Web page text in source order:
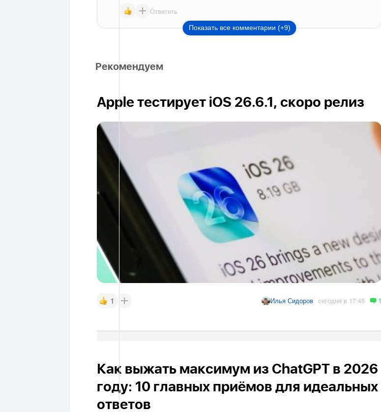
Ответить
Показать все комментарии (+9)
Рекомендуем
Apple тестирует iOS 26.6.1, скоро релиз
1 Илья Сидоров сегодня в 17:45 1
Как выжать максимум из ChatGPT в 2026
году: 10 главных приёмов для идеальных
ответов